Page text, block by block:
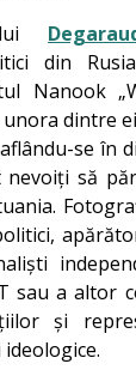
din
Nanook
dintre
se în
să
sau a altor
și